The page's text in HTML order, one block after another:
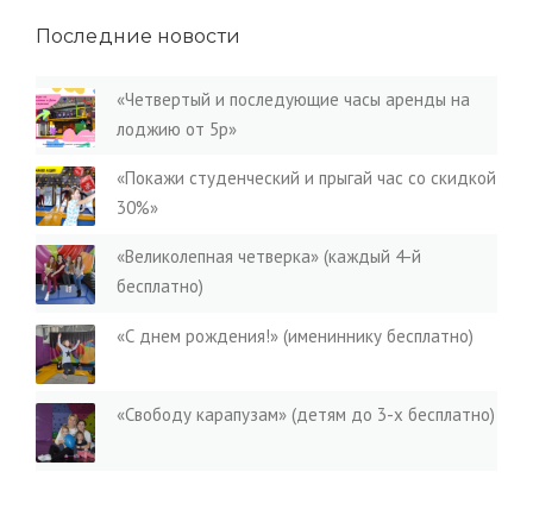
Последние новости
«Четвертый и последующие часы аренды на
лоджию от 5р»
«Покажи студенческий и прыгай час со скидкой
30%»
«Великолепная четверка» (каждый 4-й
бесплатно)
«С днем рождения!» (имениннику бесплатно)
«Свободу карапузам» (детям до 3-х бесплатно)